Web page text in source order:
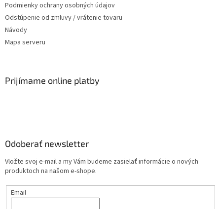
Podmienky ochrany osobných údajov
Odstúpenie od zmluvy / vrátenie tovaru
Návody
Mapa serveru
Prijímame online platby
Odoberať newsletter
Vložte svoj e-mail a my Vám budeme zasielať informácie o nových
produktoch na našom e-shope.
Email